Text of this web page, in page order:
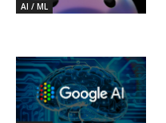
AI / ML